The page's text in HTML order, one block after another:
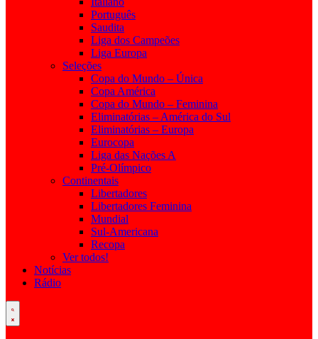
Português
Saudita
Liga dos Campeões
Liga Europa
Seleções
Copa do Mundo – Única
Copa América
Copa do Mundo – Feminina
Eliminatórias – América do Sul
Eliminatórias – Europa
Eurocopa
Liga das Nações A
Pré-Olímpico
Continentais
Libertadores
Libertadores Feminina
Mundial
Sul-Americana
Recopa
Ver todos!
Notícias
Rádio